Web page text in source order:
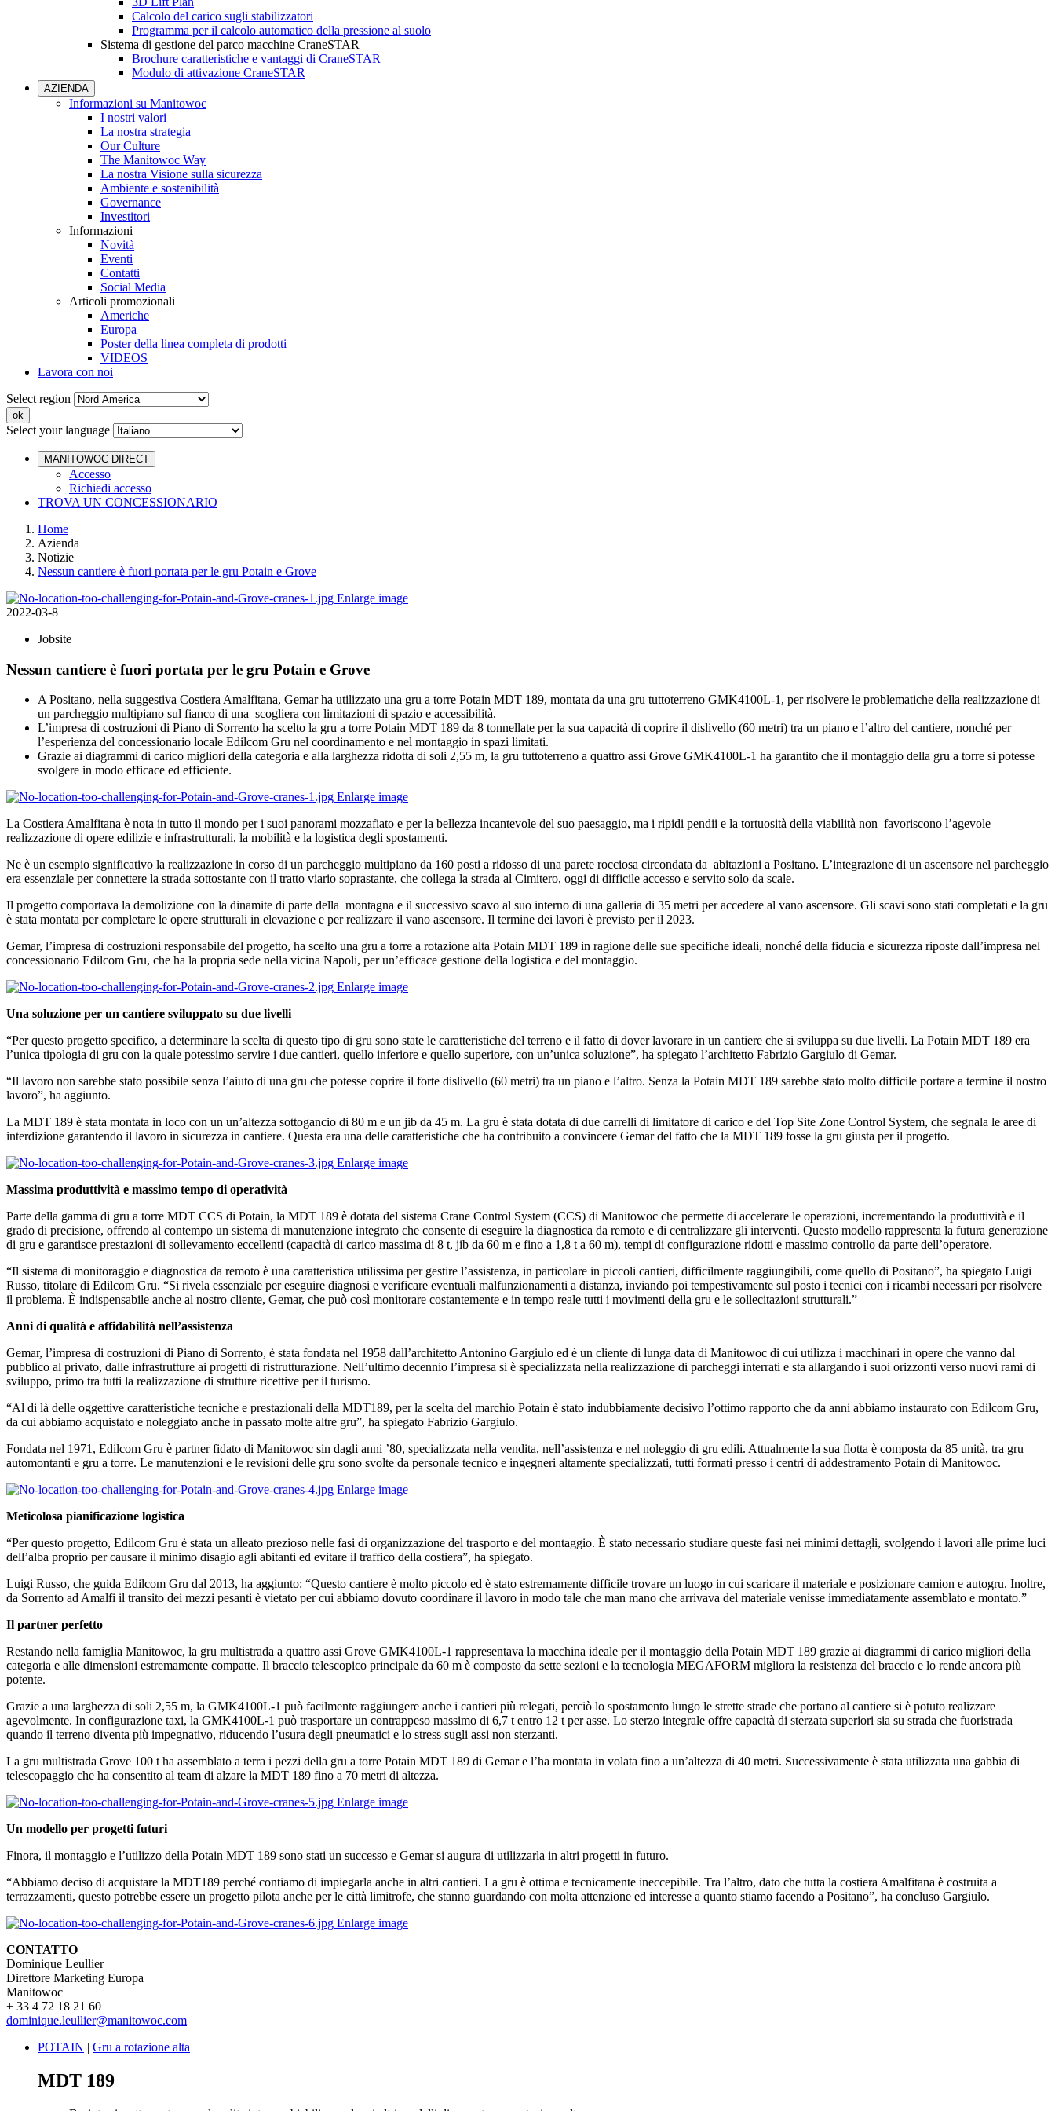
Calcolo del carico sugli stabilizzatori
Programma per il calcolo automatico della pressione al suolo
Sistema di gestione del parco macchine CraneSTAR
Brochure caratteristiche e vantaggi di CraneSTAR
Modulo di attivazione CraneSTAR
AZIENDA
Informazioni su Manitowoc
I nostri valori
La nostra strategia
Our Culture
The Manitowoc Way
La nostra Visione sulla sicurezza
Ambiente e sostenibilità
Governance
Investitori
Informazioni
Novità
Eventi
Contatti
Social Media
Articoli promozionali
Americhe
Europa
Poster della linea completa di prodotti
VIDEOS
Lavora con noi
Select region
Select your language
MANITOWOC DIRECT
Accesso
Richiedi accesso
TROVA UN CONCESSIONARIO
Home
Azienda
Notizie
Nessun cantiere è fuori portata per le gru Potain e Grove
Enlarge image
2022-03-8
Jobsite
Nessun cantiere è fuori portata per le gru Potain e Grove
A Positano, nella suggestiva Costiera Amalfitana, Gemar ha utilizzato una gru a torre Potain MDT 189, montata da una gru tuttoterreno GMK4100L-1, per risolvere le problematiche della realizzazione di
un parcheggio multipiano sul fianco di una scogliera con limitazioni di spazio e accessibilità.
L’impresa di costruzioni di Piano di Sorrento ha scelto la gru a torre Potain MDT 189 da 8 tonnellate per la sua capacità di coprire il dislivello (60 metri) tra un piano e l’altro del cantiere, nonché per
l’esperienza del concessionario locale Edilcom Gru nel coordinamento e nel montaggio in spazi limitati.
Grazie ai diagrammi di carico migliori della categoria e alla larghezza ridotta di soli 2,55 m, la gru tuttoterreno a quattro assi Grove GMK4100L-1 ha garantito che il montaggio della gru a torre si potesse
svolgere in modo efficace ed efficiente.
Enlarge image
La Costiera Amalfitana è nota in tutto il mondo per i suoi panorami mozzafiato e per la bellezza incantevole del suo paesaggio, ma i ripidi pendii e la tortuosità della viabilità non favoriscono l’agevole
realizzazione di opere edilizie e infrastrutturali, la mobilità e la logistica degli spostamenti.
Ne è un esempio significativo la realizzazione in corso di un parcheggio multipiano da 160 posti a ridosso di una parete rocciosa circondata da abitazioni a Positano. L’integrazione di un ascensore nel parcheggio
era essenziale per connettere la strada sottostante con il tratto viario soprastante, che collega la strada al Cimitero, oggi di difficile accesso e servito solo da scale.
Il progetto comportava la demolizione con la dinamite di parte della montagna e il successivo scavo al suo interno di una galleria di 35 metri per accedere al vano ascensore. Gli scavi sono stati completati e la gru
è stata montata per completare le opere strutturali in elevazione e per realizzare il vano ascensore. Il termine dei lavori è previsto per il 2023.
Gemar, l’impresa di costruzioni responsabile del progetto, ha scelto una gru a torre a rotazione alta Potain MDT 189 in ragione delle sue specifiche ideali, nonché della fiducia e sicurezza riposte dall’impresa nel
concessionario Edilcom Gru, che ha la propria sede nella vicina Napoli, per un’efficace gestione della logistica e del montaggio.
Enlarge image
Una soluzione per un cantiere sviluppato su due livelli
“Per questo progetto specifico, a determinare la scelta di questo tipo di gru sono state le caratteristiche del terreno e il fatto di dover lavorare in un cantiere che si sviluppa su due livelli. La Potain MDT 189 era
l’unica tipologia di gru con la quale potessimo servire i due cantieri, quello inferiore e quello superiore, con un’unica soluzione”, ha spiegato l’architetto Fabrizio Gargiulo di Gemar.
“Il lavoro non sarebbe stato possibile senza l’aiuto di una gru che potesse coprire il forte dislivello (60 metri) tra un piano e l’altro. Senza la Potain MDT 189 sarebbe stato molto difficile portare a termine il nostro
lavoro”, ha aggiunto.
La MDT 189 è stata montata in loco con un un’altezza sottogancio di 80 m e un jib da 45 m. La gru è stata dotata di due carrelli di limitatore di carico e del Top Site Zone Control System, che segnala le aree di
interdizione garantendo il lavoro in sicurezza in cantiere. Questa era una delle caratteristiche che ha contribuito a convincere Gemar del fatto che la MDT 189 fosse la gru giusta per il progetto.
Enlarge image
Massima produttività e massimo tempo di operatività
Parte della gamma di gru a torre MDT CCS di Potain, la MDT 189 è dotata del sistema Crane Control System (CCS) di Manitowoc che permette di accelerare le operazioni, incrementando la produttività e il
grado di precisione, offrendo al contempo un sistema di manutenzione integrato che consente di eseguire la diagnostica da remoto e di centralizzare gli interventi. Questo modello rappresenta la futura generazione
di gru e garantisce prestazioni di sollevamento eccellenti (capacità di carico massima di 8 t, jib da 60 m e fino a 1,8 t a 60 m), tempi di configurazione ridotti e massimo controllo da parte dell’operatore.
“Il sistema di monitoraggio e diagnostica da remoto è una caratteristica utilissima per gestire l’assistenza, in particolare in piccoli cantieri, difficilmente raggiungibili, come quello di Positano”, ha spiegato Luigi
Russo, titolare di Edilcom Gru. “Si rivela essenziale per eseguire diagnosi e verificare eventuali malfunzionamenti a distanza, inviando poi tempestivamente sul posto i tecnici con i ricambi necessari per risolvere
il problema. È indispensabile anche al nostro cliente, Gemar, che può così monitorare costantemente e in tempo reale tutti i movimenti della gru e le sollecitazioni strutturali.”
Anni di qualità e affidabilità nell’assistenza
Gemar, l’impresa di costruzioni di Piano di Sorrento, è stata fondata nel 1958 dall’architetto Antonino Gargiulo ed è un cliente di lunga data di Manitowoc di cui utilizza i macchinari in opere che vanno dal
pubblico al privato, dalle infrastrutture ai progetti di ristrutturazione. Nell’ultimo decennio l’impresa si è specializzata nella realizzazione di parcheggi interrati e sta allargando i suoi orizzonti verso nuovi rami di
sviluppo, primo tra tutti la realizzazione di strutture ricettive per il turismo.
“Al di là delle oggettive caratteristiche tecniche e prestazionali della MDT189, per la scelta del marchio Potain è stato indubbiamente decisivo l’ottimo rapporto che da anni abbiamo instaurato con Edilcom Gru,
da cui abbiamo acquistato e noleggiato anche in passato molte altre gru”, ha spiegato Fabrizio Gargiulo.
Fondata nel 1971, Edilcom Gru è partner fidato di Manitowoc sin dagli anni ’80, specializzata nella vendita, nell’assistenza e nel noleggio di gru edili. Attualmente la sua flotta è composta da 85 unità, tra gru
automontanti e gru a torre. Le manutenzioni e le revisioni delle gru sono svolte da personale tecnico e ingegneri altamente specializzati, tutti formati presso i centri di addestramento Potain di Manitowoc.
Enlarge image
Meticolosa pianificazione logistica
“Per questo progetto, Edilcom Gru è stata un alleato prezioso nelle fasi di organizzazione del trasporto e del montaggio. È stato necessario studiare queste fasi nei minimi dettagli, svolgendo i lavori alle prime luci
dell’alba proprio per causare il minimo disagio agli abitanti ed evitare il traffico della costiera”, ha spiegato.
Luigi Russo, che guida Edilcom Gru dal 2013, ha aggiunto: “Questo cantiere è molto piccolo ed è stato estremamente difficile trovare un luogo in cui scaricare il materiale e posizionare camion e autogru. Inoltre,
da Sorrento ad Amalfi il transito dei mezzi pesanti è vietato per cui abbiamo dovuto coordinare il lavoro in modo tale che man mano che arrivava del materiale venisse immediatamente assemblato e montato.”
Il partner perfetto
Restando nella famiglia Manitowoc, la gru multistrada a quattro assi Grove GMK4100L-1 rappresentava la macchina ideale per il montaggio della Potain MDT 189 grazie ai diagrammi di carico migliori della
categoria e alle dimensioni estremamente compatte. Il braccio telescopico principale da 60 m è composto da sette sezioni e la tecnologia MEGAFORM migliora la resistenza del braccio e lo rende ancora più
potente.
Grazie a una larghezza di soli 2,55 m, la GMK4100L-1 può facilmente raggiungere anche i cantieri più relegati, perciò lo spostamento lungo le strette strade che portano al cantiere si è potuto realizzare
agevolmente. In configurazione taxi, la GMK4100L-1 può trasportare un contrappeso massimo di 6,7 t entro 12 t per asse. Lo sterzo integrale offre capacità di sterzata superiori sia su strada che fuoristrada
quando il terreno diventa più impegnativo, riducendo l’usura degli pneumatici e lo stress sugli assi non sterzanti.
La gru multistrada Grove 100 t ha assemblato a terra i pezzi della gru a torre Potain MDT 189 di Gemar e l’ha montata in volata fino a un’altezza di 40 metri. Successivamente è stata utilizzata una gabbia di
telescopaggio che ha consentito al team di alzare la MDT 189 fino a 70 metri di altezza.
Enlarge image
Un modello per progetti futuri
Finora, il montaggio e l’utilizzo della Potain MDT 189 sono stati un successo e Gemar si augura di utilizzarla in altri progetti in futuro.
“Abbiamo deciso di acquistare la MDT189 perché contiamo di impiegarla anche in altri cantieri. La gru è ottima e tecnicamente ineccepibile. Tra l’altro, dato che tutta la costiera Amalfitana è costruita a
terrazzamenti, questo potrebbe essere un progetto pilota anche per le città limitrofe, che stanno guardando con molta attenzione ed interesse a quanto stiamo facendo a Positano”, ha concluso Gargiulo.
Enlarge image
CONTATTO
Dominique Leullier
Direttore Marketing Europa
Manitowoc
+ 33 4 72 18 21 60
dominique.leullier@manitowoc.com
POTAIN | Gru a rotazione alta
MDT 189